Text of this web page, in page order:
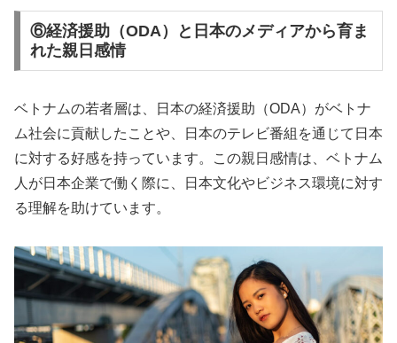
⑥経済援助（ODA）と日本のメディアから育ま
れた親日感情
ベトナムの若者層は、日本の経済援助（ODA）がベトナ
ム社会に貢献したことや、日本のテレビ番組を通じて日本
に対する好感を持っています。この親日感情は、ベトナム
人が日本企業で働く際に、日本文化やビジネス環境に対す
る理解を助けています。